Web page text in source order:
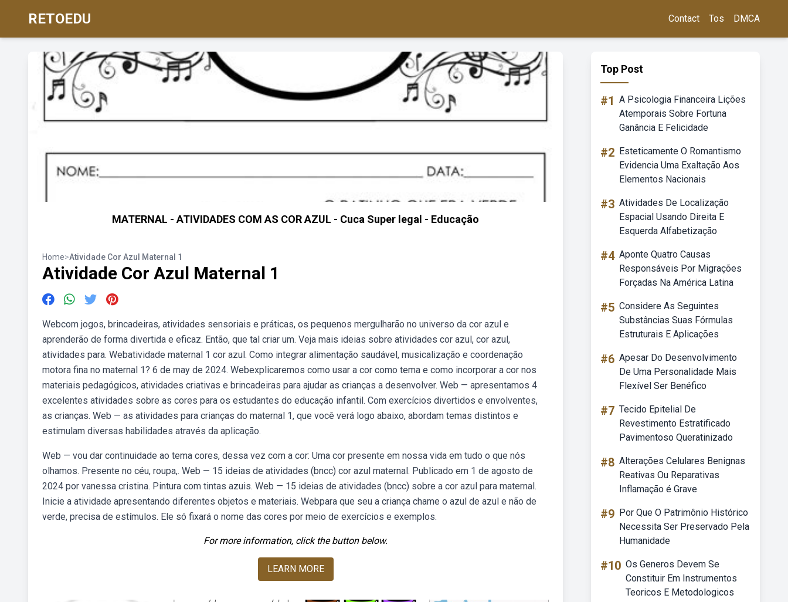
RETOEDU Contact Tos DMCA
MATERNAL - ATIVIDADES COM AS COR AZUL - Cuca Super legal - Educação
Home>Atividade Cor Azul Maternal 1
Atividade Cor Azul Maternal 1
Webcom jogos, brincadeiras, atividades sensoriais e práticas, os pequenos mergulharão no universo da cor azul e
aprenderão de forma divertida e eficaz. Então, que tal criar um. Veja mais ideias sobre atividades cor azul, cor azul,
atividades para. Webatividade maternal 1 cor azul. Como integrar alimentação saudável, musicalização e coordenação
motora fina no maternal 1? 6 de may de 2024. Webexplicaremos como usar a cor como tema e como incorporar a cor nos
materiais pedagógicos, atividades criativas e brincadeiras para ajudar as crianças a desenvolver. Web — apresentamos 4
excelentes atividades sobre as cores para os estudantes do educação infantil. Com exercícios divertidos e envolventes,
as crianças. Web — as atividades para crianças do maternal 1, que você verá logo abaixo, abordam temas distintos e
estimulam diversas habilidades através da aplicação.
Web — vou dar continuidade ao tema cores, dessa vez com a cor: Uma cor presente em nossa vida em tudo o que nós
olhamos. Presente no céu, roupa,. Web — 15 ideias de atividades (bncc) cor azul maternal. Publicado em 1 de agosto de
2024 por vanessa cristina. Pintura com tintas azuis. Web — 15 ideias de atividades (bncc) sobre a cor azul para maternal.
Inicie a atividade apresentando diferentes objetos e materiais. Webpara que seu a criança chame o azul de azul e não de
verde, precisa de estímulos. Ele só fixará o nome das cores por meio de exercícios e exemplos.
For more information, click the button below.
LEARN MORE
Top Post
#1 A Psicologia Financeira Lições
Atemporais Sobre Fortuna
Ganância E Felicidade
#2 Esteticamente O Romantismo
Evidencia Uma Exaltação Aos
Elementos Nacionais
#3 Atividades De Localização
Espacial Usando Direita E
Esquerda Alfabetização
#4 Aponte Quatro Causas
Responsáveis Por Migrações
Forçadas Na América Latina
#5 Considere As Seguintes
Substâncias Suas Fórmulas
Estruturais E Aplicações
#6 Apesar Do Desenvolvimento
De Uma Personalidade Mais
Flexível Ser Benéfico
#7 Tecido Epitelial De
Revestimento Estratificado
Pavimentoso Queratinizado
#8 Alterações Celulares Benignas
Reativas Ou Reparativas
Inflamação é Grave
#9 Por Que O Patrimônio Histórico
Necessita Ser Preservado Pela
Humanidade
#10 Os Generos Devem Se
Constituir Em Instrumentos
Teoricos E Metodologicos